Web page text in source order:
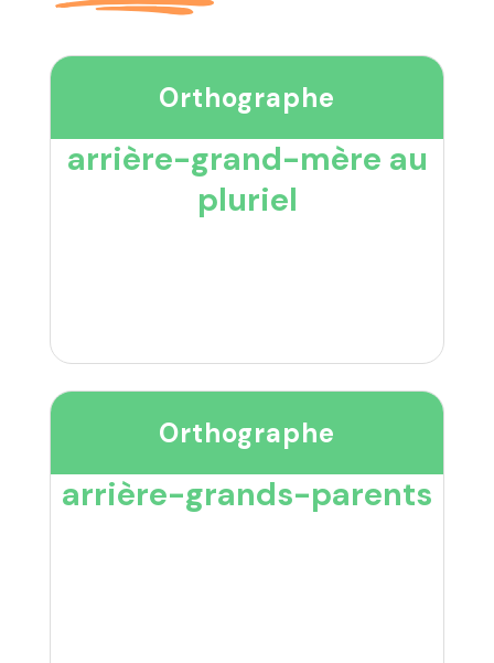
Orthographe
arrière-grand-mère au
pluriel
Orthographe
arrière-grands-parents